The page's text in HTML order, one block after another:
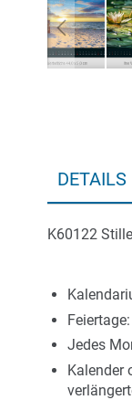
DETAILS
K60122
Jedes
Kalender